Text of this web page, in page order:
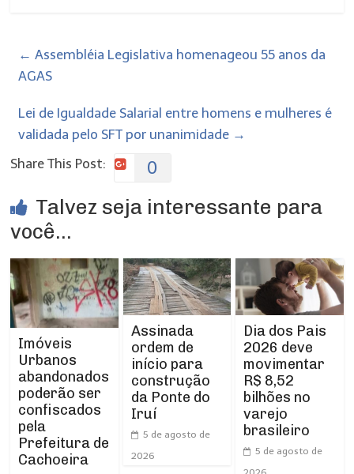
← Assembléia Legislativa homenageou 55 anos da
AGAS
Lei de Igualdade Salarial entre homens e mulheres é
validada pelo SFT por unanimidade →
Share This Post:
0
Talvez seja interessante para
você...
Imóveis
Urbanos
abandonados
poderão ser
confiscados
pela
Prefeitura de
Cachoeira
Assinada
ordem de
início para
construção
da Ponte do
Iruí
5 de agosto de
2026
Dia dos Pais
2026 deve
movimentar
R$ 8,52
bilhões no
varejo
brasileiro
5 de agosto de